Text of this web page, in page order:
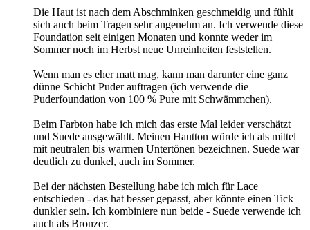
Die Haut ist nach dem Abschminken geschmeidig und fühlt
sich auch beim Tragen sehr angenehm an. Ich verwende diese
Foundation seit einigen Monaten und konnte weder im
Sommer noch im Herbst neue Unreinheiten feststellen.
Wenn man es eher matt mag, kann man darunter eine ganz
dünne Schicht Puder auftragen (ich verwende die
Puderfoundation von 100 % Pure mit Schwämmchen).
Beim Farbton habe ich mich das erste Mal leider verschätzt
und Suede ausgewählt. Meinen Hautton würde ich als mittel
mit neutralen bis warmen Untertönen bezeichnen. Suede war
deutlich zu dunkel, auch im Sommer.
Bei der nächsten Bestellung habe ich mich für Lace
entschieden - das hat besser gepasst, aber könnte einen Tick
dunkler sein. Ich kombiniere nun beide - Suede verwende ich
auch als Bronzer.